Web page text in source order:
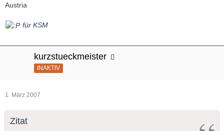
Austria
für KSM
kurzstueckmeister
INAKTIV
1. März 2007
Zitat